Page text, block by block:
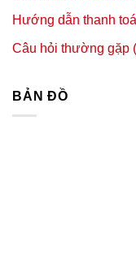
Hướng dẫn thanh
Câu hỏi thường gặp
BẢN ĐỒ